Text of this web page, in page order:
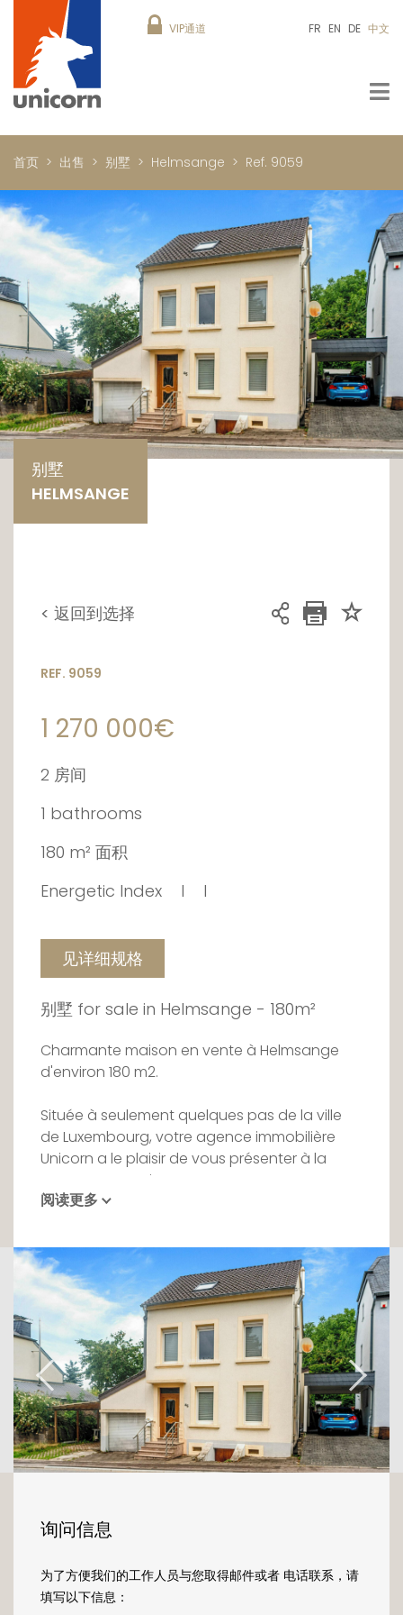
VIP通道 FR EN DE 中文
首页 出售 别墅 Helmsange Ref. 9059
别墅
HELMSANGE
< 返回到选择
REF. 9059
1 270 000€
2 房间
1 bathrooms
180 m² 面积
Energetic Index
I I
见详细规格
别墅 for sale in Helmsange - 180m²
Charmante maison en vente à Helmsange
d'environ 180 m2.
Située à seulement quelques pas de la ville
de Luxembourg, votre agence immobilière
Unicorn a le plaisir de vous présenter à la
vente cette maison .
des 4 côtés vous charmera dès l'entrée par
ses matériaux d'époque : carreaux de
faïences colorées sur les murs. Un hall dessert
la cuisine et le salon-séjour.
Pour accéder à l'étage, vous emprunterez un
bel escalier. Une belle chambre se trouve à ce
niveau.
Cette propriété contient également un
garage fermé, accessible depuis le hall
Un beau jardin à l'arrière de la maison avec
environnement bucolique à deux minutes de
la ville.
阅读更多
询问信息
为了方便我们的工作人员与您取得邮件或者 电话联系，请
填写以下信息：